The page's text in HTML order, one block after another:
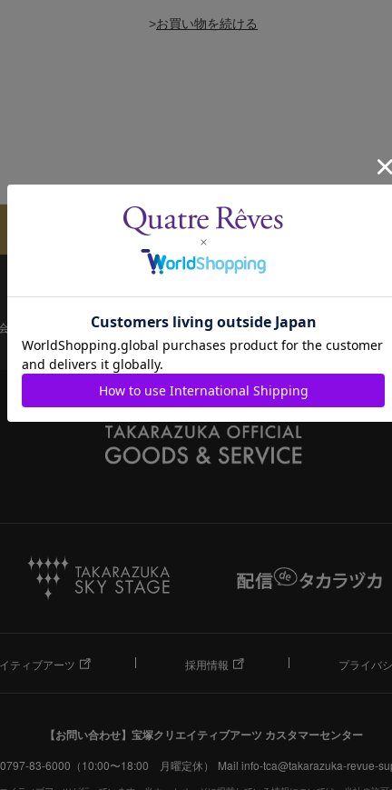
>
メールマガジンのご案内
配送について お支払い方法 決済について
員ページ 宝塚歌劇共通ID新規会員登録
ティブアーツ 採用情報 プライバ
【お問い合わせ】 宝塚クリエイティブアーツ カスタマーセンター
83-6000（10:00〜18:00 月曜定休） Mail info-tca@takarazuka-revue-